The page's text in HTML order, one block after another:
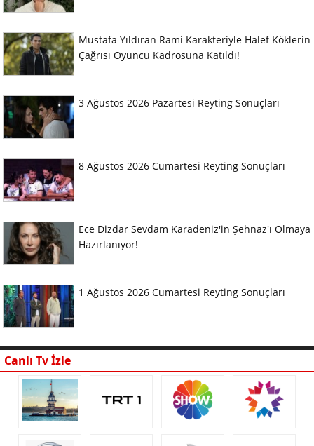
Mustafa Yıldıran Rami Karakteriyle Halef Köklerin
Çağrısı Oyuncu Kadrosuna Katıldı!
3 Ağustos 2026 Pazartesi Reyting Sonuçları
8 Ağustos 2026 Cumartesi Reyting Sonuçları
Ece Dizdar Sevdam Karadeniz'in Şehnaz'ı Olmaya
Hazırlanıyor!
1 Ağustos 2026 Cumartesi Reyting Sonuçları
Canlı Tv İzle